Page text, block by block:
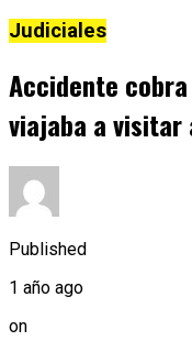
Judiciales
Accidente
viajaba a visitar
Published
1 año ago
on